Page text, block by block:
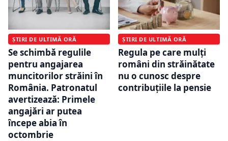
ȘTIRI DE ULTIMĂ ORĂ
Se schimbă regulile
pentru angajarea
muncitorilor străini în
România. Patronatul
avertizează: Primele
angajări ar putea
începe abia în
octombrie
ȘTIRI DE ULTIMĂ ORĂ
Regula pe care mulți
români din străinătate
nu o cunosc despre
contribuțiile la pensie